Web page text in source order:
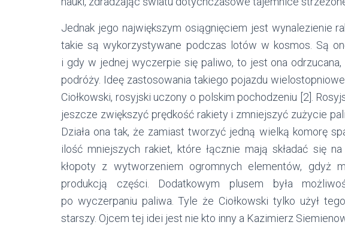
Jednak jego największym osiągnięciem jest wynalezienie
takie są wykorzystywane podczas lotów w kosmos. Są
i gdy w jednej wyczerpie się paliwo, to jest ona
podróży. Ideę zastosowania takiego pojazdu
Ciołkowski, rosyjski uczony o polskim pochodzeniu [2].
jeszcze zwiększyć prędkość rakiety i zmniejszyć zużycie
Działa ona tak, że zamiast tworzyć jedną wielką komorę
ilość mniejszych rakiet, które łącznie mają składać się
kłopoty z wytworzeniem ogromnych elementów, gdyż
produkcją części. Dodatkowym plusem była
po wyczerpaniu paliwa. Tyle że Ciołkowski tylko użył
starszy. Ojcem tej idei jest nie kto inny a Kazimierz